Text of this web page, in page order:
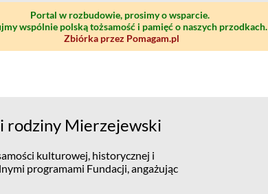
Portal w rozbudowie, prosimy o wsparcie.
wspólnie polską tożsamość i pamięć o naszych przodkach.
Zbiórka przez Pomagam.pl
rodziny Mierzejewski
kulturowej, historycznej i
programami Fundacji, angażując